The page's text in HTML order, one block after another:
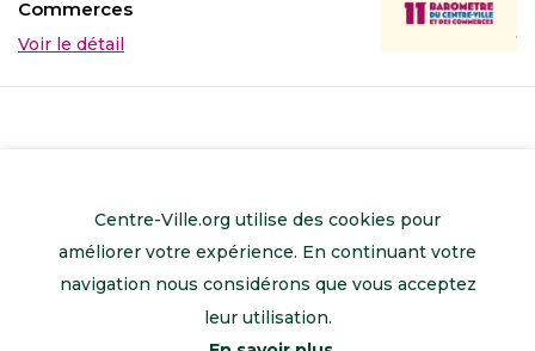
Commerces
Voir le détail
Centre-Ville.org utilise des cookies pour
améliorer votre expérience. En continuant votre
navigation nous considérons que vous acceptez
leur utilisation.